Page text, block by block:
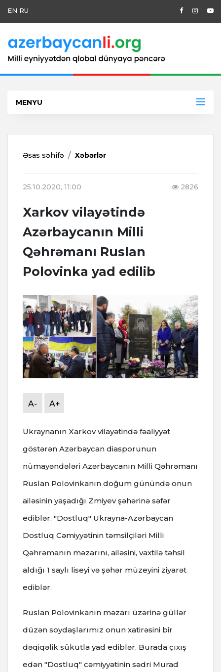
EN RU
MENYU
Əsas səhifə Xəbərlər
25.10.2020, 11:00 2826
Xarkov vilayətində
Azərbaycanın Milli
Qəhrəmanı Ruslan
Polovinka yad edilib
A- A+
Ukraynanın Xarkov vilayətində fəaliyyət
göstərən Azərbaycan diasporunun
nümayəndələri Azərbaycanın Milli Qəhrəmanı
Ruslan Polovinkanın doğum günündə onun
ailəsinin yaşadığı Zmiyev şəhərinə səfər
ediblər. "Dostluq" Ukrayna-Azərbaycan
Dostluq Cəmiyyətinin təmsilçiləri Milli
Qəhrəmanın məzarını, ailəsini, vaxtilə təhsil
aldığı 1 saylı liseyi və şəhər müzeyini ziyarət
ediblər.
Ruslan Polovinkanın məzarı üzərinə güllər
düzən soydaşlarımız onun xatirəsini bir
dəqiqəlik sükutla yad ediblər. Burada çıxış
edən "Dostluq" cəmiyyətinin sədri Murad